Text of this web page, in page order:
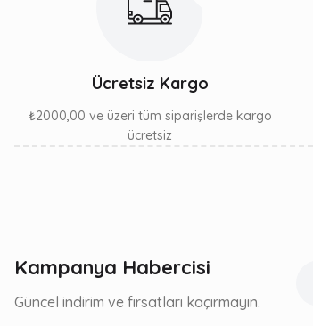
Ücretsiz Kargo
₺2000,00 ve üzeri tüm siparişlerde kargo
ücretsiz
Kampanya Habercisi
Güncel indirim ve fırsatları kaçırmayın.